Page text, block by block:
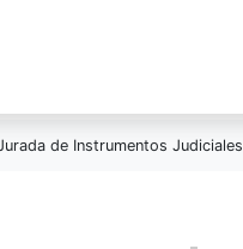
de Instrumentos Judiciales